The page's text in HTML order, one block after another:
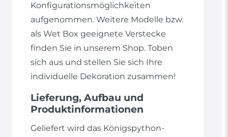
Konfigurationsmöglichkeiten
aufgenommen. Weitere Modelle bzw.
als Wet Box geeignete Verstecke
finden Sie in unserem Shop. Toben
sich aus und stellen Sie sich Ihre
individuelle Dekoration zusammen!
Lieferung, Aufbau und
Produktinformationen
Geliefert wird das Königspython-